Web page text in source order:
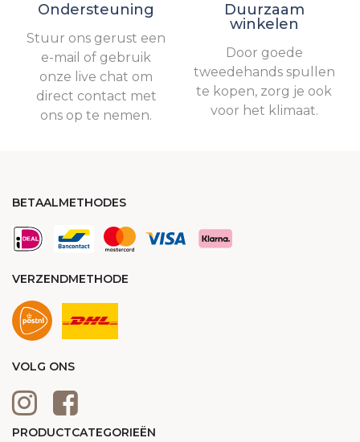
Ondersteuning
Stuur ons gerust een
e-mail of gebruik
onze live chat om
direct contact met
ons op te nemen.
Duurzaam
winkelen
Door goede
tweedehands spullen
te kopen, zorg je ook
voor het klimaat.
BETAALMETHODES
VERZENDMETHODE
VOLG ONS
PRODUCTCATEGORIEËN